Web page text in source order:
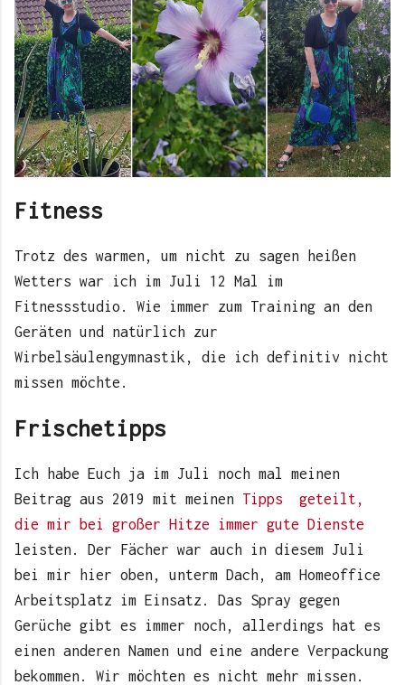
Fitness
Trotz des warmen, um nicht zu sagen heißen
Wetters war ich im Juli 12 Mal im
Fitnessstudio. Wie immer zum Training an den
Geräten und natürlich zur
Wirbelsäulengymnastik, die ich definitiv nicht
missen möchte.
Frischetipps
Ich habe Euch ja im Juli noch mal meinen
Beitrag aus 2019 mit meinen Tipps geteilt,
die mir bei großer Hitze immer gute Dienste
leisten. Der Fächer war auch in diesem Juli
bei mir hier oben, unterm Dach, am Homeoffice
Arbeitsplatz im Einsatz. Das Spray gegen
Gerüche gibt es immer noch, allerdings hat es
einen anderen Namen und eine andere Verpackung
bekommen. Wir möchten es nicht mehr missen.